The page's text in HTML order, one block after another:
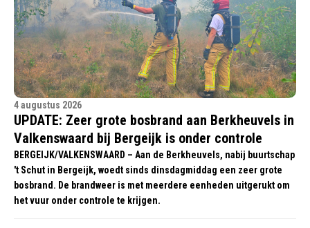
4 augustus 2026
UPDATE: Zeer grote bosbrand aan Berkheuvels in
Valkenswaard bij Bergeijk is onder controle
BERGEIJK/VALKENSWAARD – Aan de Berkheuvels, nabij buurtschap
't Schut in Bergeijk, woedt sinds dinsdagmiddag een zeer grote
bosbrand. De brandweer is met meerdere eenheden uitgerukt om
het vuur onder controle te krijgen.